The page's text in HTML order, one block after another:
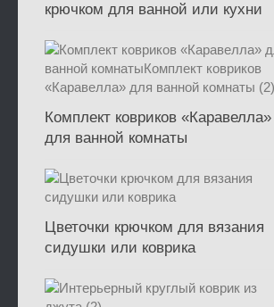
крючком для ванной или кухни
Комплект ковриков «Каравелла»
для ванной комнаты
Цветочки крючком для вязания
сидушки или коврика